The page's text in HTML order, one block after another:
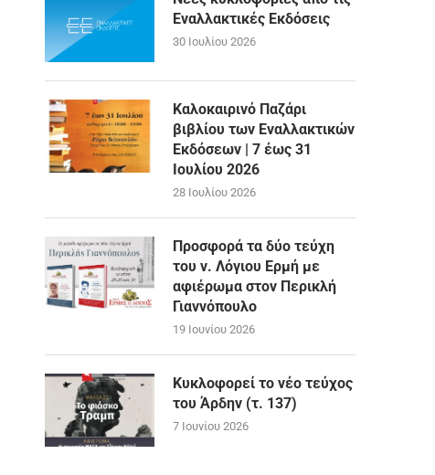
Εναλλακτικές Εκδόσεις
30 Ιουλίου 2026
Καλοκαιρινό Παζάρι
βιβλίου των Εναλλακτικών
Εκδόσεων | 7 έως 31
Ιουλίου 2026
28 Ιουλίου 2026
Προσφορά τα δύο τεύχη
του ν. Λόγιου Ερμή με
αφιέρωμα στον Περικλή
Γιαννόπουλο
19 Ιουνίου 2026
Κυκλοφορεί το νέο τεύχος
του Άρδην (τ. 137)
7 Ιουνίου 2026